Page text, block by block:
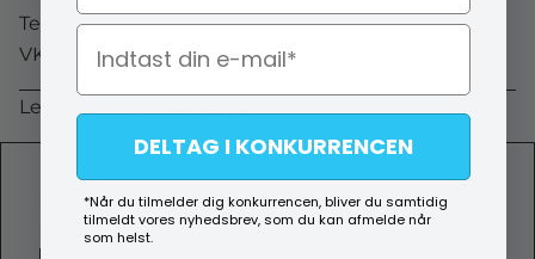
Tectyl
VK0100A-AA40A
Levering 14-21 hverdage
4,00 DKK
(ekskl. moms)
DELTAG I KONKURRENCEN
*Når du tilmelder dig konkurrencen, bliver du samtidig
tilmeldt vores nyhedsbrev, som du kan afmelde når
som helst.